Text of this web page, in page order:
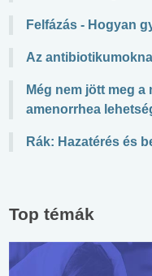
Felfázás - Hogyan
Az
Még nem jött meg
amenorrhea
Rák: Hazatérés és
Top témák